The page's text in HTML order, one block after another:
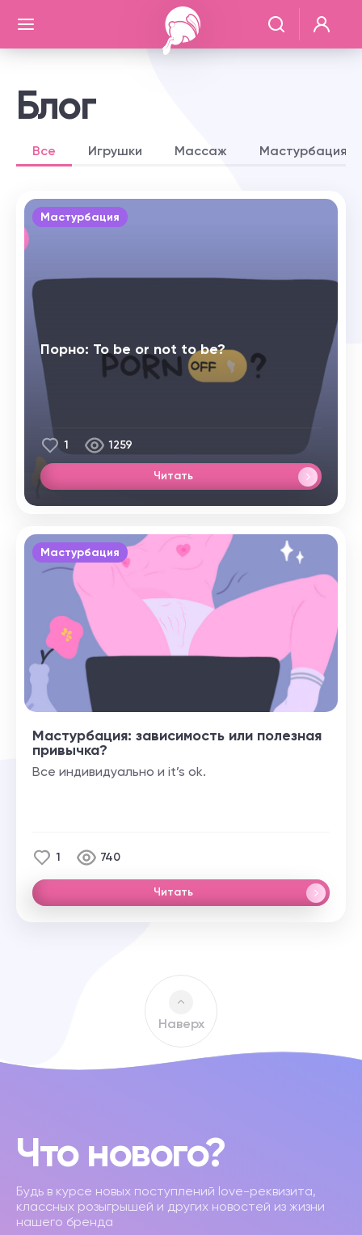
Блог
Все Игрушки Массаж Мастурбация
Мастурбация
Порно: To be or not to be?
1 1259
Читать
Мастурбация
Мастурбация: зависимость или полезная
привычка?
Все индивидуально и it’s ok.
1 740
Читать
Наверх
Что нового?
Будь в курсе новых поступлений love-реквизита,
классных розыгрышей и других новостей из жизни
нашего бренда